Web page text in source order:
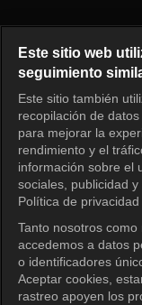
Este sitio web
seguimiento
Este sitio también
recopilación de
para mejorar la
rendimiento y el
información sobre el
sociales, publicidad
Política de
Tanto nosotros como
accedemos a datos
o identificadores
Aceptar cookies,
rastreo apoyen los